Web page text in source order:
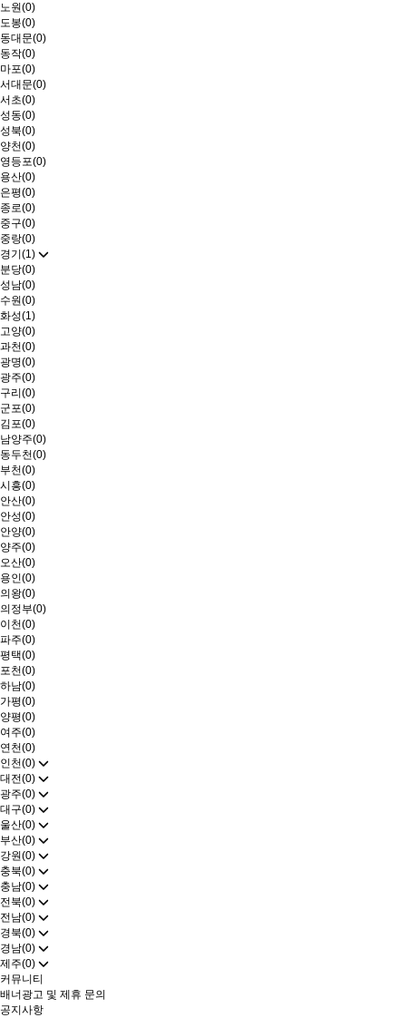
노원(0)
도봉(0)
동대문(0)
동작(0)
마포(0)
서대문(0)
서초(0)
성동(0)
성북(0)
양천(0)
영등포(0)
용산(0)
은평(0)
종로(0)
중구(0)
중랑(0)
경기(1)
분당(0)
성남(0)
수원(0)
화성(1)
고양(0)
과천(0)
광명(0)
광주(0)
구리(0)
군포(0)
김포(0)
남양주(0)
동두천(0)
부천(0)
시흥(0)
안산(0)
안성(0)
안양(0)
양주(0)
오산(0)
용인(0)
의왕(0)
의정부(0)
이천(0)
파주(0)
평택(0)
포천(0)
하남(0)
가평(0)
양평(0)
여주(0)
연천(0)
인천(0)
대전(0)
광주(0)
대구(0)
울산(0)
부산(0)
강원(0)
충북(0)
충남(0)
전북(0)
전남(0)
경북(0)
경남(0)
제주(0)
커뮤니티
배너광고 및 제휴 문의
공지사항